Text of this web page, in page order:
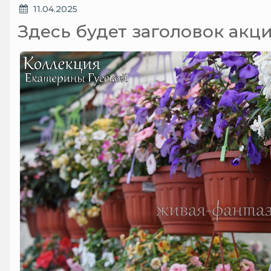
ОПУБЛИКОВАНО
11.04.2025
Здесь будет заголовок